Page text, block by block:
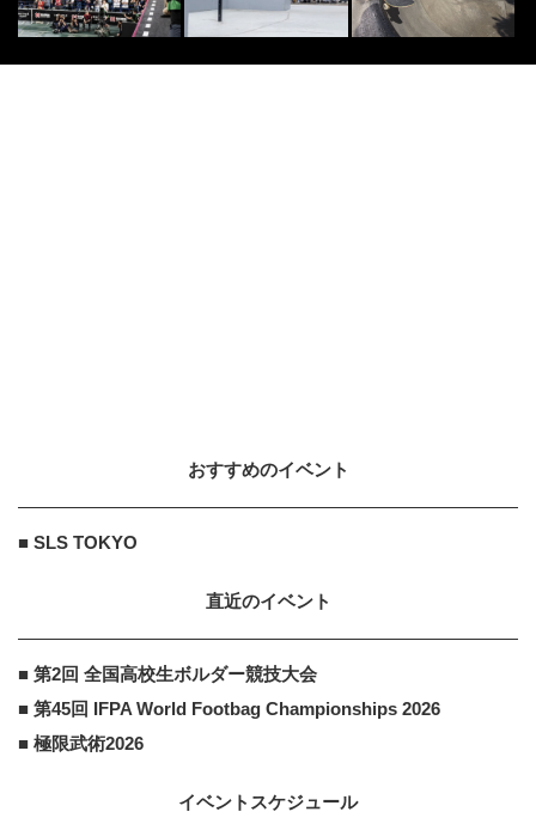
PR 住友生命福祉文化財団
KEEPERSECURITY
事例から学ぶ『特権アクセス管理』
おすすめのイベント
■ SLS TOKYO
直近のイベント
■ 第2回 全国高校生ボルダー競技大会
■ 第45回 IFPA World Footbag Championships 2026
■ 極限武術2026
イベントスケジュール